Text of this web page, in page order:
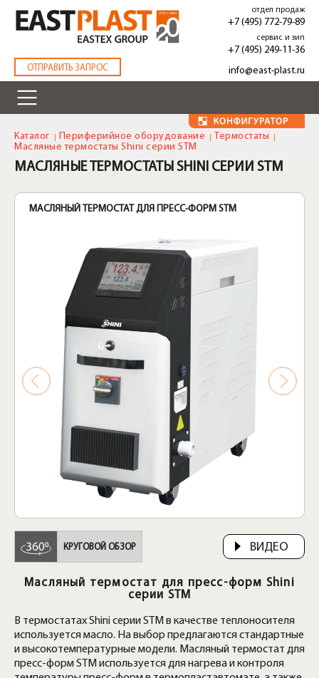
основному
содержанию
ОТПРАВИТЬ ЗАПРОС
отдел продаж
+7 (495) 772-79-89
сервис и зип
+7 (495) 249-11-36
info@east-plast.ru
Каталог Периферийное оборудование
Термостаты
Масляные термостаты Shini серии STM
МАСЛЯНЫЕ ТЕРМОСТАТЫ SHINI СЕРИИ STM
МАСЛЯНЫЙ ТЕРМОСТАТ ДЛЯ ПРЕСС-ФОРМ STM
ВИДЕО
КРУГОВОЙ ОБЗОР
Масляный термостат для пресс-форм Shini
серии STM
В термостатах Shini серии STM в качестве теплоносителя
используется масло. На выбор предлагаются стандартные
и высокотемпературные модели. Масляный термостат для
пресс-форм STM используется для нагрева и контроля